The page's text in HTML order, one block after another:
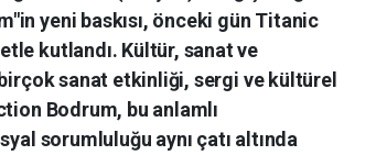
yeni baskısı, önceki gün Titanic
kutlandı. Kültür, sanat ve
sanat etkinliği, sergi ve kültürel
Bodrum, bu anlamlı
sorumluluğu aynı çatı altında